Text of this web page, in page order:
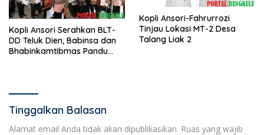
Kopli Ansori Serahkan BLT-
DD Teluk Dien, Babinsa dan
Bhabinkamtibmas Pandu
Kopli Ansori-Fahrurrozi
Tinjau Lokasi MT-2 Desa
Talang Liak 2
Tinggalkan Balasan
Alamat email Anda tidak akan dipublikasikan. Ruas yang wajib